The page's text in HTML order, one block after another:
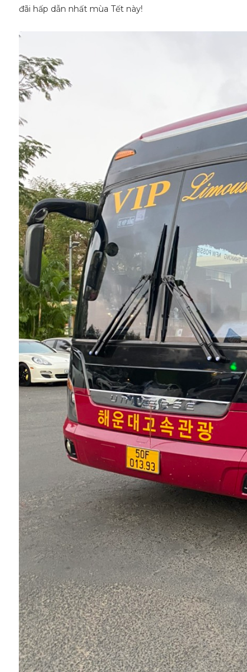
đãi hấp dẫn nhất mùa Tết này!